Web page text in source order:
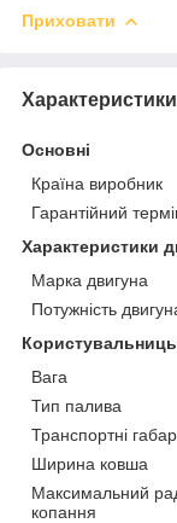
Приховати
Характеристики
Основні
Країна виробник
Гарантійний
Характеристики
Марка двигуна
Потужність
Вага
Тип палива
Транспортні
Ширина ковша
Максимальний
копання